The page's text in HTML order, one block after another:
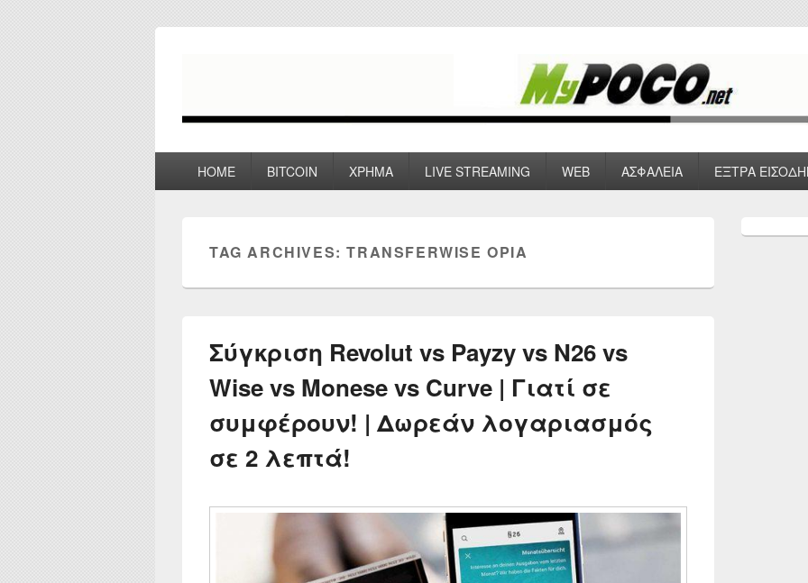
HOME BITCOIN ΧΡΗΜΑ LIVE STREAMING WEB ΑΣΦΑΛΕΙΑ ΕΞΤΡΑ
TAG ARCHIVES:TRANSFERWISE ΌΡΙΑ
Σύγκριση Revolut vs Payzy vs N26 vs
Wise vs Monese vs Curve | Γιατί σε
συμφέρουν! | Δωρεάν λογαριασμός
σε 2 λεπτά!
Sidebar